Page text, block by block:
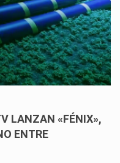
LANZAN «FÉNIX»,
ENTRE